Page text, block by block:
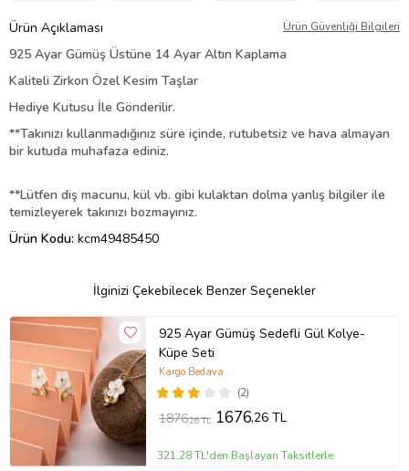
Ürün Açıklaması Ürün Güvenliği Bilgileri
925 Ayar Gümüş Üstüne 14 Ayar Altın Kaplama
Kaliteli Zirkon Özel Kesim Taşlar
Hediye Kutusu İle Gönderilir.
**Takınızı kullanmadığınız süre içinde, rutubetsiz ve hava almayan
bir kutuda muhafaza ediniz.
**Lütfen diş macunu, kül vb. gibi kulaktan dolma yanlış bilgiler ile
temizleyerek takınızı bozmayınız.
Ürün Kodu: kcm49485450
İlginizi Çekebilecek Benzer Seçenekler
925 Ayar Gümüş Sedefli Gül Kolye-
Küpe Seti
(2)
Kargo Bedava
1876,26 TL 1676,26 TL
321,28 TL'den Başlayan Taksitlerle